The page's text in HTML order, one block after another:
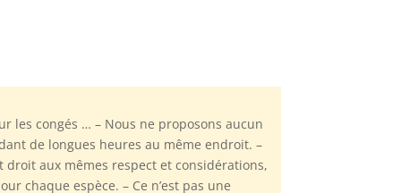
les congés … – Nous ne proposons aucun
de longues heures au même endroit. –
droit aux mêmes respect et considérations,
chaque espèce. – Ce n’est pas une